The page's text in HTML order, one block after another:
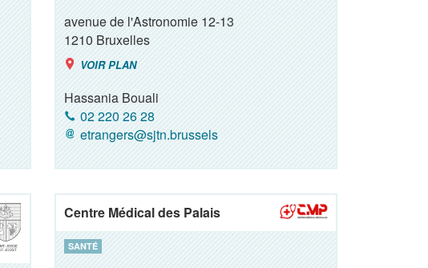
avenue de l'Astronomie 12-13
1210Bruxelles
VOIR PLAN
Hassania Bouali
02 220 26 28
etrangers@sjtn.brussels
Centre Médical des Palais
SANTÉ